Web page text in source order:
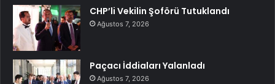
CHP’li Vekilin Şoförü Tutuklandı
Ağustos 7, 2026
Paçacı İddiaları Yalanladı
Ağustos 7, 2026